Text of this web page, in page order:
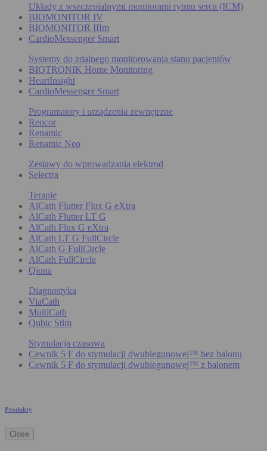
Układy z wszczepialnymi monitorami rytmu serca (ICM)
BIOMONITOR IV
BIOMONITOR IIIm
CardioMessenger Smart
Systemy do zdalnego monitorowania stanu pacjentów
BIOTRONIK Home Monitoring
HeartInsight
CardioMessenger Smart
Programatory i urządzenia zewnętrzne
Reocor
Renamic
Renamic Neo
Zestawy do wprowadzania elektrod
Selectra
Terapie
AlCath Flutter Flux G eXtra
AlCath Flutter LT G
AlCath Flux G eXtra
AlCath LT G FullCircle
AlCath G FullCircle
AlCath FullCircle
Qiona
Diagnostyka
ViaCath
MultiCath
Qubic Stim
Stymulacja czasowa
Cewnik 5 F do stymulacji dwubiegunowej™ bez balonu
Cewnik 5 F do stymulacji dwubiegunowej™ z balonem
Produkty
Close